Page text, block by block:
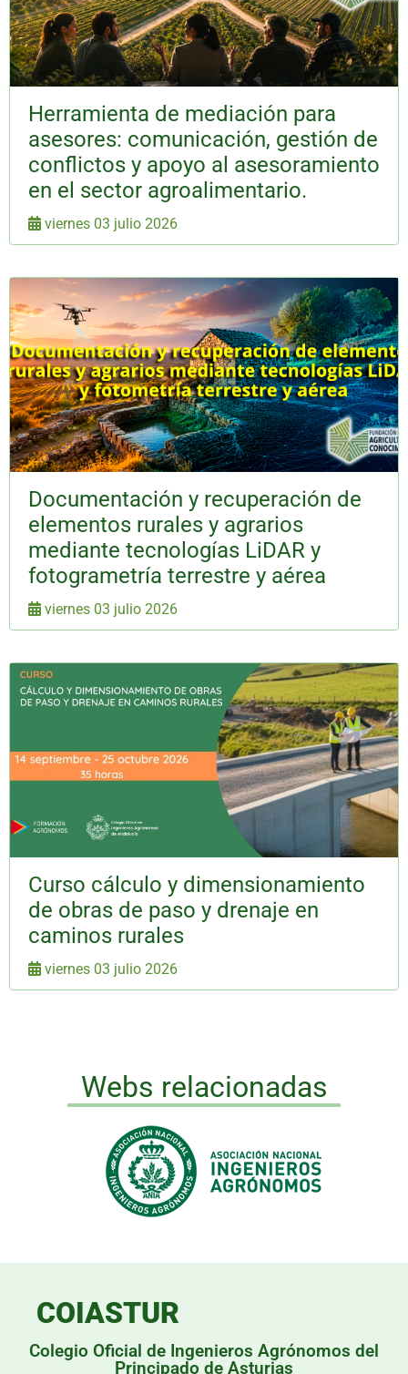
Herramienta de mediación para
asesores: comunicación, gestión de
conflictos y apoyo al asesoramiento
en el sector agroalimentario.
viernes 03 julio 2026
Documentación y recuperación de
elementos rurales y agrarios
mediante tecnologías LiDAR y
fotogrametría terrestre y aérea
viernes 03 julio 2026
Curso cálculo y dimensionamiento
de obras de paso y drenaje en
caminos rurales
viernes 03 julio 2026
Webs relacionadas
COIASTUR
Colegio Oficial de Ingenieros Agrónomos del
Principado de Asturias